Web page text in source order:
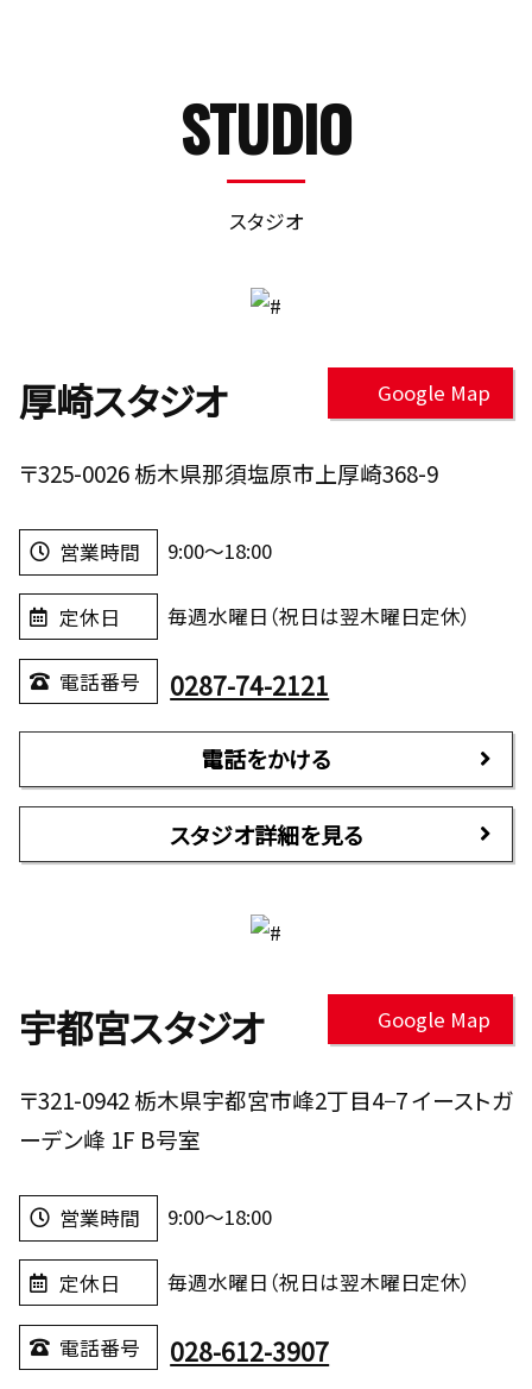
STUDIO
スタジオ
厚崎スタジオ Google Map
〒325-0026 栃木県那須塩原市上厚崎368-9
営業時間 9:00～18:00
定休日 毎週水曜日（祝日は翌木曜日定休）
電話番号 0287-74-2121
電話をかける
スタジオ詳細を見る
宇都宮スタジオ Google Map
〒321-0942 栃木県宇都宮市峰2丁目4−7 イーストガ
ーデン峰 1F B号室
営業時間 9:00～18:00
定休日 毎週水曜日（祝日は翌木曜日定休）
電話番号 028-612-3907